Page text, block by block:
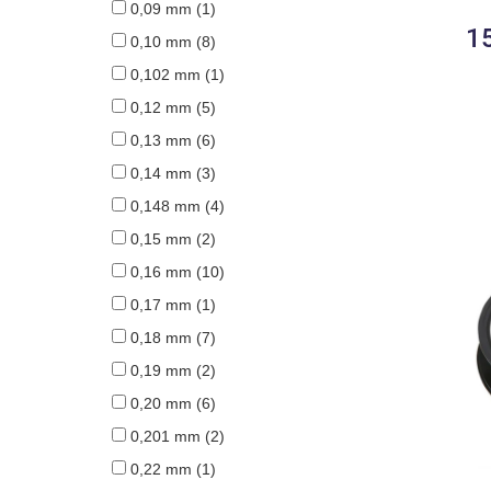
0,09 mm (1)
0,10 mm (8)
0,102 mm (1)
0,12 mm (5)
0,13 mm (6)
0,14 mm (3)
0,148 mm (4)
0,15 mm (2)
0,16 mm (10)
0,17 mm (1)
0,18 mm (7)
0,19 mm (2)
0,20 mm (6)
0,201 mm (2)
0,22 mm (1)